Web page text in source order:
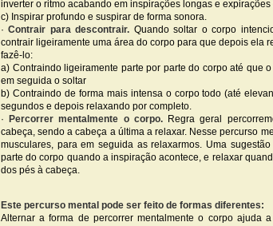
inverter o ritmo acabando em inspirações longas e expirações
c) Inspirar profundo e suspirar de forma sonora.
·Contrair para descontrair. Quando soltar o corpo
contrair ligeiramente uma área do corpo para que depois ela
fazê-lo:
a) Contraindo ligeiramente parte por parte do corpo até que
em seguida o soltar
b) Contraindo de forma mais intensa o corpo todo (até
segundos e depois relaxando por completo.
·
Percorrer mentalmente o corpo.Regra geral
cabeça, sendo a cabeça a última a relaxar. Nesse percurso
musculares, para em seguida as relaxarmos. Uma
parte do corpo quando a inspiração acontece, e relaxar
dos pés à cabeça.
Este percurso mental pode ser feito de formas diferentes:
Alternar a forma de percorrer mentalmente o corpo ajuda